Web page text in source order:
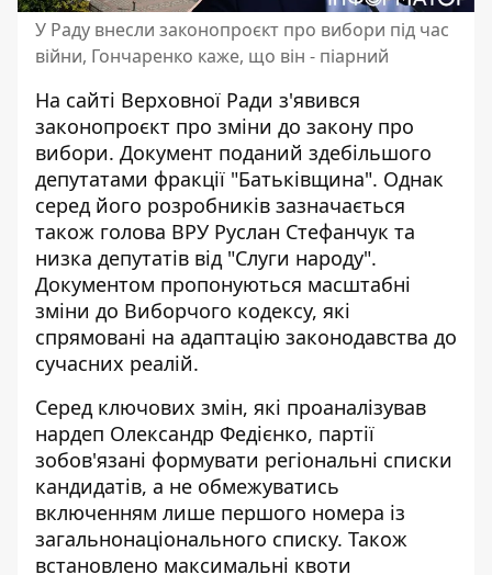
У Раду внесли законопроєкт про вибори під час
війни, Гончаренко каже, що він - піарний
На сайті Верховної Ради з'явився
законопроєкт про зміни до закону про
вибори. Документ поданий здебільшого
депутатами фракції "Батьківщина". Однак
серед його розробників зазначається
також голова ВРУ Руслан Стефанчук та
низка депутатів від "Слуги народу".
Документом пропонуються масштабні
зміни до Виборчого кодексу, які
спрямовані на адаптацію законодавства до
сучасних реалій.
Серед ключових змін, які проаналізував
нардеп Олександр Федієнко, партії
зобов'язані формувати регіональні списки
кандидатів, а не обмежуватись
включенням лише першого номера із
загальнонаціонального списку. Також
встановлено максимальні квоти